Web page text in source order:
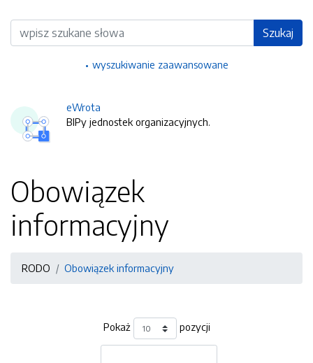
Wyszukiwarka Szukaj
wyszukiwanie zaawansowane
eWrota
BIPy jednostek organizacyjnych.
Obowiązek
informacyjny
RODO Obowiązek informacyjny
Pokaż pozycji